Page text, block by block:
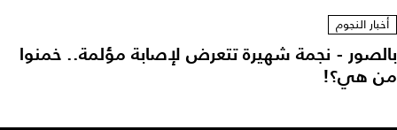
أخبار النجوم
بالصور - نجمة شهيرة تتعرض لإصابة مؤلمة.. خمنوا
من هي؟!